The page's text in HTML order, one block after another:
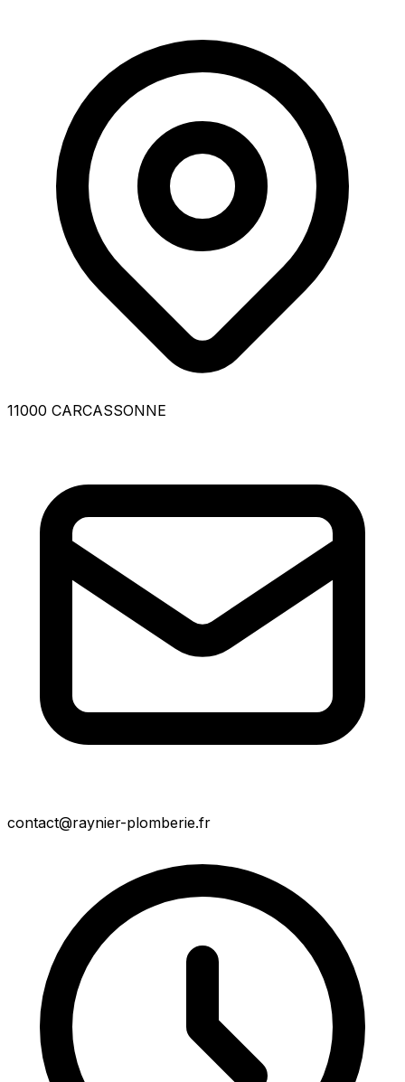
11000 CARCASSONNE
contact@raynier-plomberie.fr